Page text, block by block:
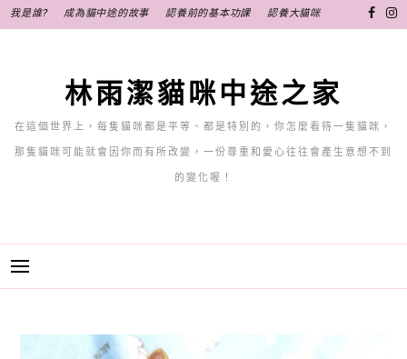
至
我是誰? 成為貓中途的故事 認養前的基本功課 認養大貓咪
林雨潔貓咪中途之家
在這個世界上，每隻貓咪都是平等、都是特別的，你怎麼看待一隻貓咪，
那隻貓咪可能就會因你而有所改變，一份尊重和愛心往往會產生意想不到
的變化喔！